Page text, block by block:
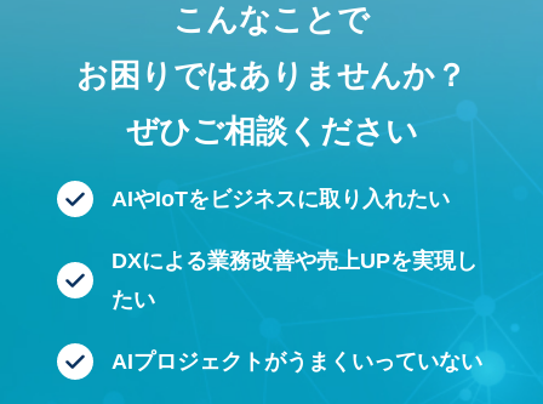
こんなことで
お困りではありませんか？
ぜひご相談ください
AIやIoTをビジネスに取り入れたい
DXによる業務改善や売上UPを実現し
たい
AIプロジェクトがうまくいっていない